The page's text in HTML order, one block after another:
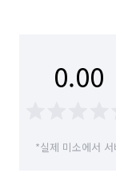
0.00
*실제 미소에서